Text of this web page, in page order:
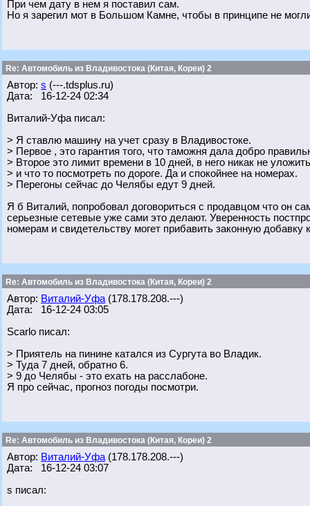
При чем дату в нем я поставил сам.
Но я зарегил мот в Большом Камне, чтобы в принципе не
Re: Автомобиль из Владивостока (Китая, Кореи) 2
Автор: s (---.tdsplus.ru)
Дата: 16-12-24 02:34
Виталий-Уфа писал:
> Я ставлю машину на учет сразу в Владивостоке.
> Первое , это гарантия того, что таможня дала добро
> Второе это лимит времени в 10 дней, в него никак не
> и что то посмотреть по дороге. Да и спокойнее на номерах.
> Перегоны сейчас до Челябы едут 9 дней.
Я б Виталий, попробовал договориться с продавцом что он
серьезные сетевые уже сами это делают. Уверенность
номерам и свидетельству могет прибавить законную добавку
Re: Автомобиль из Владивостока (Китая, Кореи) 2
Автор: Виталий-Уфа (178.178.208.---)
Дата: 16-12-24 03:05
Scarlo писал:
> Приятель на пинине катался из Сургута во Владик.
> Туда 7 дней, обратно 6.
> 9 до Челябы - это ехать на расслабоне.
Я про сейчас, прогноз погоды посмотри.
Re: Автомобиль из Владивостока (Китая, Кореи) 2
Автор: Виталий-Уфа (178.178.208.---)
Дата: 16-12-24 03:07
s писал: